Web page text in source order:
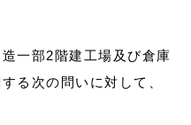
一部2階建工場及び倉庫
る次の問いに対して、